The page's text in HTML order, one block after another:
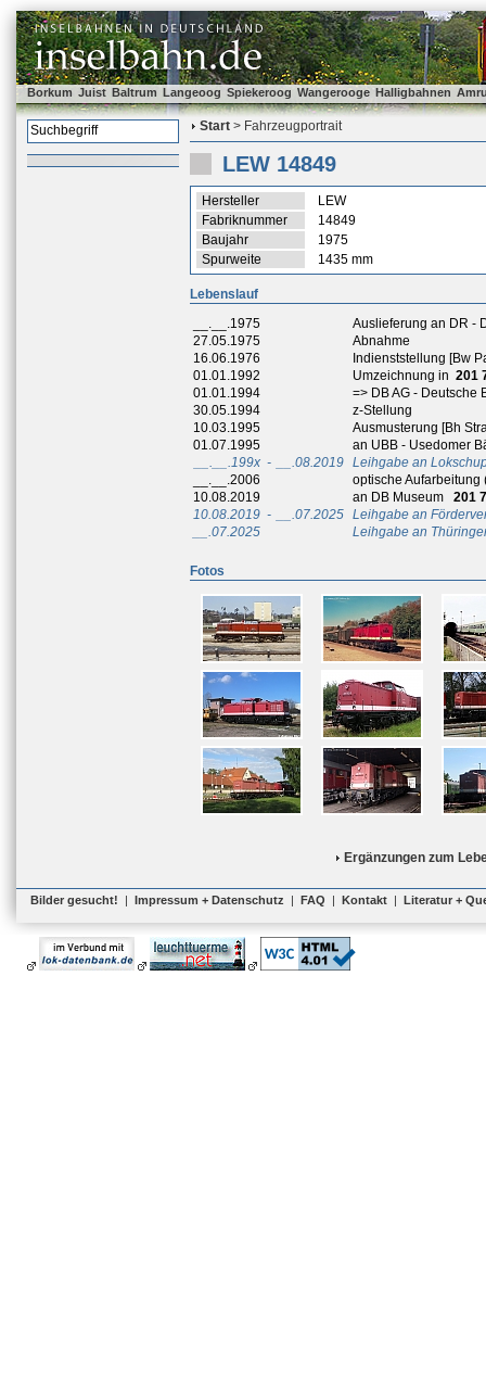
Borkum Juist Baltrum Langeoog Spiekeroog Wangerooge Halligbahnen
Start > Fahrzeugportrait
LEW 14849
Hersteller
LEW
Fabriknummer
14849
Baujahr
1975
Spurweite
1435 mm
Lebenslauf
__.__.1975
Auslieferung an DR -
27.05.1975
Abnahme
16.06.1976
Indienststellung [Bw
01.01.1992
Umzeichnung in 201
01.01.1994
=> DB AG - Deutsche
30.05.1994
z-Stellung
10.03.1995
Ausmusterung [Bh
01.07.1995
an UBB - Usedomer
__.__.199x - __.08.2019 Leihgabe an
__.__.2006
optische
10.08.2019
an DB Museum
201
10.08.2019 - __.07.2025 Leihgabe an
__.07.2025
Leihgabe an
Fotos
Ergänzungen zum
Bilder gesucht! | Impressum + Datenschutz | FAQ | Kontakt | Literatur +